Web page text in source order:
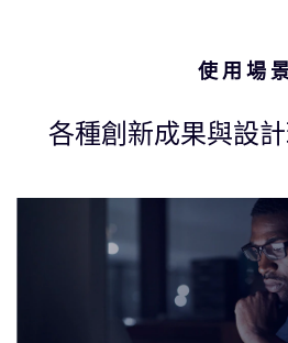
使用場
各種創新成果與設